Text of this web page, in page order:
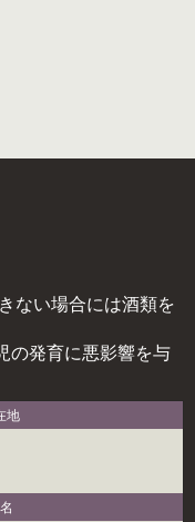
ない場合には酒類を
の発育に悪影響を与
地